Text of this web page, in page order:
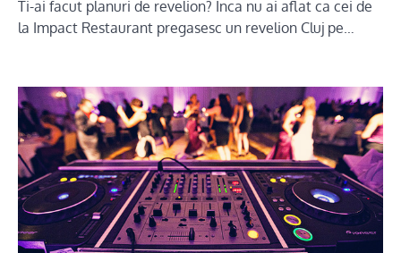
Ti-ai facut planuri de revelion? Inca nu ai aflat ca cei de
la Impact Restaurant pregasesc un revelion Cluj pe…